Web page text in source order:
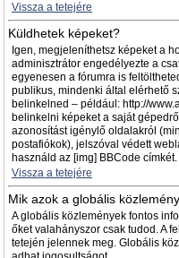
Vissza a tetejére
Küldhetek képeket?
Igen, megjeleníthetsz képeket a
adminisztrátor engedélyezte a
egyenesen a fórumra is
publikus, mindenki által elérhető
belinkelned – például: http://
belinkelni képeket a saját
azonosítást igénylő oldalakról
postafiókok), jelszóval védett
használd az [img] BBCode címkét.
Vissza a tetejére
Mik azok a globális
A globális közlemények fontos
őket valahányszor csak tudod. A
tetején jelennek meg. Globális